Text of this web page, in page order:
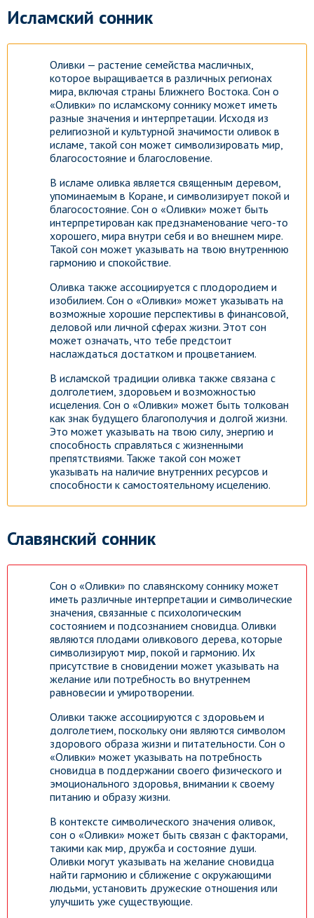
Исламский сонник
Оливки — растение семейства масличных,
которое выращивается в различных регионах
мира, включая страны Ближнего Востока. Сон о
«Оливки» по исламскому соннику может иметь
разные значения и интерпретации. Исходя из
религиозной и культурной значимости оливок в
исламе, такой сон может символизировать мир,
благосостояние и благословение.
В исламе оливка является священным деревом,
упоминаемым в Коране, и символизирует покой и
благосостояние. Сон о «Оливки» может быть
интерпретирован как предзнаменование чего-то
хорошего, мира внутри себя и во внешнем мире.
Такой сон может указывать на твою внутреннюю
гармонию и спокойствие.
Оливка также ассоциируется с плодородием и
изобилием. Сон о «Оливки» может указывать на
возможные хорошие перспективы в финансовой,
деловой или личной сферах жизни. Этот сон
может означать, что тебе предстоит
наслаждаться достатком и процветанием.
В исламской традиции оливка также связана с
долголетием, здоровьем и возможностью
исцеления. Сон о «Оливки» может быть толкован
как знак будущего благополучия и долгой жизни.
Это может указывать на твою силу, энергию и
способность справляться с жизненными
препятствиями. Также такой сон может
указывать на наличие внутренних ресурсов и
способности к самостоятельному исцелению.
Славянский сонник
Сон о «Оливки» по славянскому соннику может
иметь различные интерпретации и символические
значения, связанные с психологическим
состоянием и подсознанием сновидца. Оливки
являются плодами оливкового дерева, которые
символизируют мир, покой и гармонию. Их
присутствие в сновидении может указывать на
желание или потребность во внутреннем
равновесии и умиротворении.
Оливки также ассоциируются с здоровьем и
долголетием, поскольку они являются символом
здорового образа жизни и питательности. Сон о
«Оливки» может указывать на потребность
сновидца в поддержании своего физического и
эмоционального здоровья, внимании к своему
питанию и образу жизни.
В контексте символического значения оливок,
сон о «Оливки» может быть связан с факторами,
такими как мир, дружба и состояние души.
Оливки могут указывать на желание сновидца
найти гармонию и сближение с окружающими
людьми, установить дружеские отношения или
улучшить уже существующие.